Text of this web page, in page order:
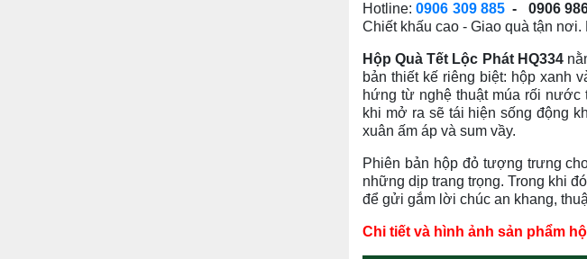
Hotline:0906 309 885- 0906
Chiết khấu cao - Giao quà tận nơi.
Hộp Quà Tết Lộc Phát HQ334
bản thiết kế riêng biệt: hộp xanh
hứng từ nghệ thuật múa rối nước
khi mở ra sẽ tái hiện sống động
xuân ấm áp và sum vầy.
Phiên bản hộp đỏ tượng trưng
những dịp trang trọng. Trong khi
để gửi gắm lời chúc an khang,
Chi tiết và hình ảnh sản phẩm